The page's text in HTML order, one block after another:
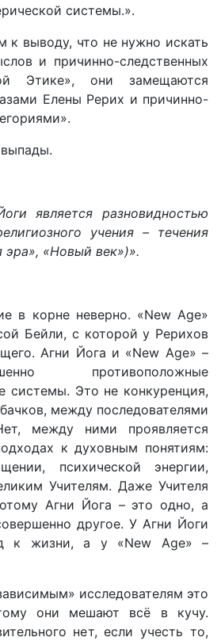
системы.».
к выводу, что не нужно искать
и причинно-следственных
Этике», они замещаются
Елены Рерих и причинно-
является разновидностью
учения – течения
эра», «Новый век»)».
в корне неверно. «New Age»
Бейли, с которой у Рерихов
Агни Йога и «New Age» –
противоположные
системы. Это не конкуренция,
между последователями
между ними проявляется
к духовным понятиям:
психической энергии,
Учителям. Даже Учителя
Агни Йога – это одно, а
другое. У Агни Йоги
к жизни, а у «New Age» –
исследователям это
они мешают всё в кучу.
нет, если учесть то,